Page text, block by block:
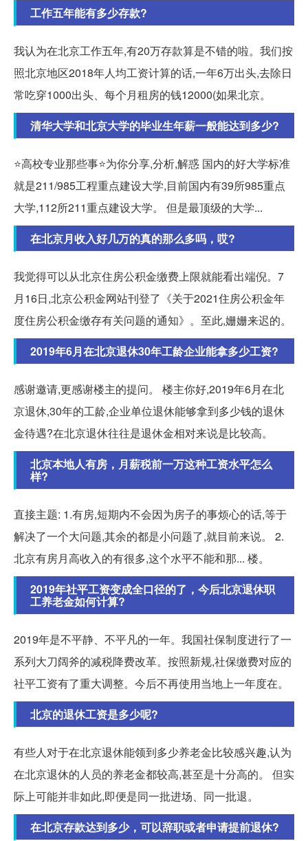
工作五年能有多少存款?
我认为在北京工作五年,有20万存款算是不错的啦。我们按
照北京地区2018年人均工资计算的话,一年6万出头,去除日
常吃穿1000出头、每个月租房的钱12000(如果北京。
清华大学和北京大学的毕业生年薪一般能达到多少?
⭐高校专业那些事⭐为你分享,分析,解惑 国内的好大学标准
就是211/985工程重点建设大学,目前国内有39所985重点
大学,112所211重点建设大学。 但是最顶级的大学...
在北京月收入好几万的真的那么多吗，哎?
我觉得可以从北京住房公积金缴费上限就能看出端倪。7
月16日,北京公积金网站刊登了《关于2021住房公积金年
度住房公积金缴存有关问题的通知》。至此,姗姗来迟的。
2019年6月在北京退休30年工龄企业能拿多少工资?
感谢邀请,更感谢楼主的提问。 楼主你好,2019年6月在北
京退休,30年的工龄,企业单位退休能够拿到多少钱的退休
金待遇?在北京退休往往是退休金相对来说是比较高。
北京本地人有房，月薪税前一万这种工资水平怎么
样?
直接主题: 1.有房,短期内不会因为房子的事烦心的话,等于
解决了一个大问题,其余的都是小问题了,就目前来说。 2.
北京有房月高收入的有很多,这个水平不能和那... 楼。
2019年社平工资变成全口径的了，今后北京退休职
工养老金如何计算?
2019年是不平静、不平凡的一年。我国社保制度进行了一
系列大刀阔斧的减税降费改革。按照新规,社保缴费对应的
社平工资有了重大调整。今后不再使用当地上一年度在。
北京的退休工资是多少呢?
有些人对于在北京退休能领到多少养老金比较感兴趣,认为
在北京退休的人员的养老金都较高,甚至是十分高的。 但实
际上可能并非如此,即便是同一批进场、同一批退。
在北京存款达到多少，可以辞职或者申请提前退休?